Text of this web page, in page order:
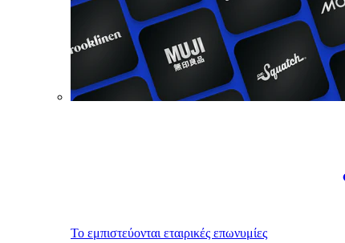
Το εμπιστεύονται εταιρικές επωνυμίες